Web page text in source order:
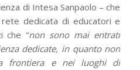
di Intesa Sanpaolo – che
dedicata di educatori e
che “non sono mai entrati
dedicate, in quanto non
frontiera e nei luoghi di